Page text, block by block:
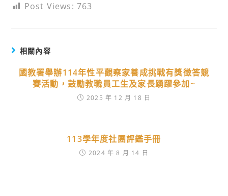
Post Views: 763
相關內容
國教署舉辦114年性平觀察家養成挑戰有獎徵答競
賽活動，鼓勵教職員工生及家長踴躍參加~
2025 年 12 月 18 日
113學年度社團評鑑手冊
2024 年 8 月 14 日